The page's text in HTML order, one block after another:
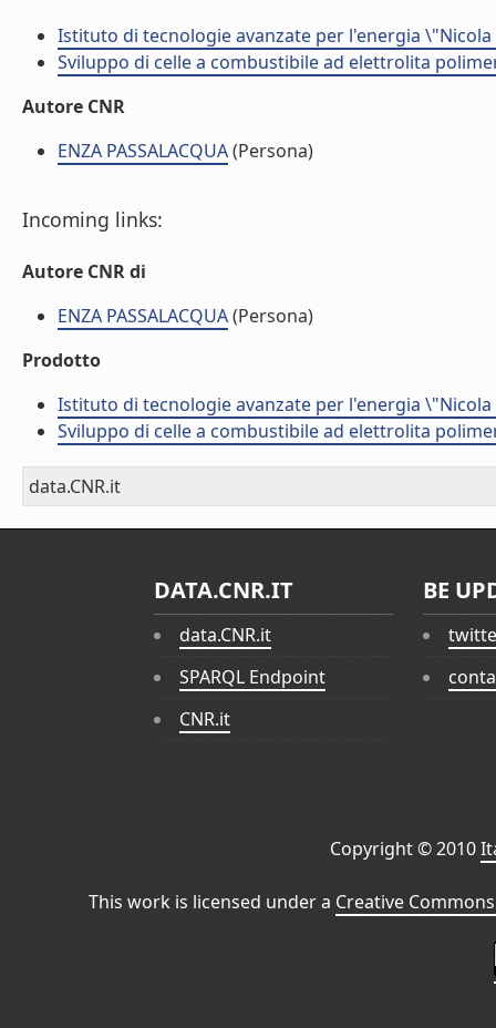
Istituto di tecnologie avanzate per l'energia \"Nicola
Sviluppo di celle a combustibile ad elettrolita
Autore CNR
ENZA PASSALACQUA(Persona)
Incoming links:
Autore CNR di
ENZA PASSALACQUA(Persona)
Prodotto
Istituto di tecnologie avanzate per l'energia \"Nicola
Sviluppo di celle a combustibile ad elettrolita
data.CNR.it
DATA.CNR.IT
data.CNR.it
SPARQL Endpoint
CNR.it
BE
Copyright © 2010
This work is licensed under a Creative